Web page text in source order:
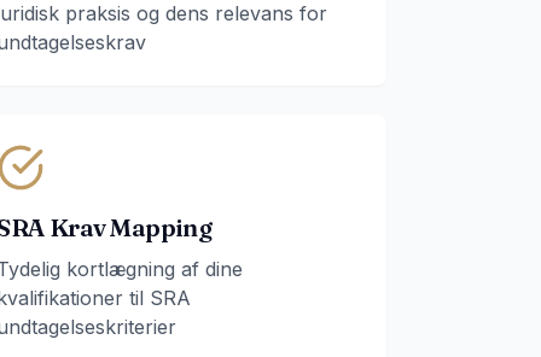
praksis og dens relevans for
Krav Mapping
kortlægning af dine
til SRA